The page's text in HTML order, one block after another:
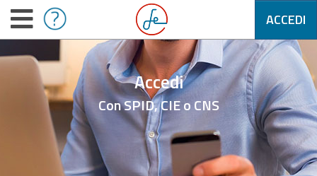
ACCEDI
Accedi
Con SPID, CIE o CNS